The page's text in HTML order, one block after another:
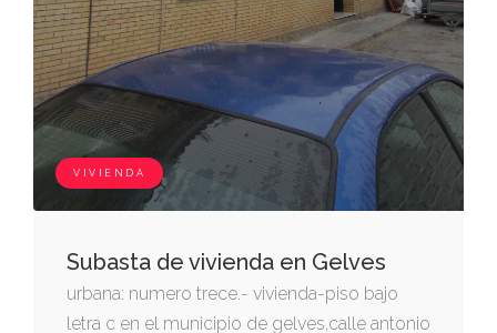
VIVIENDA
Subasta de vivienda en Gelves
urbana: numero trece.- vivienda-piso bajo
letra c en el municipio de gelves,calle antonio